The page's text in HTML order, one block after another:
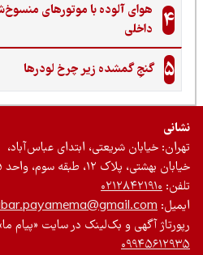
هوای آلوده با موتورهای منسوخ‌شده
داخلی
گنجِ گمشده زیر چرخ لودرها
خیابان شریعتی، ابتدای عباس‌آباد،
بهشتی، پلاک ۱۲، طبقه سوم، واحد ۵
۰۲۱۲۸۴۲۱۹۱۰
khabar.payamema@gmail.com
آگهی و بک‌لینک در سایت «پیام ما»: